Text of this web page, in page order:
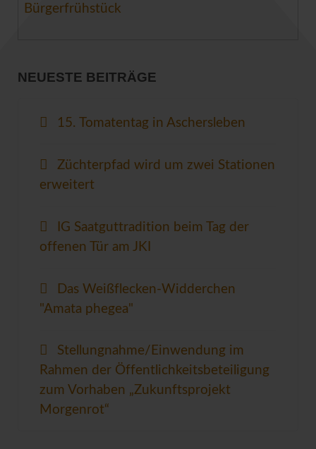
Bürgerfrühstück
NEUESTE BEITRÄGE
15. Tomatentag in Aschersleben
Züchterpfad wird um zwei Stationen
erweitert
IG Saatguttradition beim Tag der
offenen Tür am JKI
Das Weißflecken-Widderchen
"Amata phegea"
Stellungnahme/Einwendung im
Rahmen der Öffentlichkeitsbeteiligung
zum Vorhaben „Zukunftsprojekt
Morgenrot“